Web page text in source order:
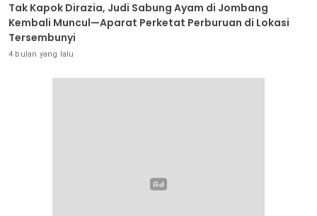
Tak Kapok Dirazia, Judi Sabung Ayam di Jombang
Kembali Muncul—Aparat Perketat Perburuan di Lokasi
Tersembunyi
4 bulan yang lalu